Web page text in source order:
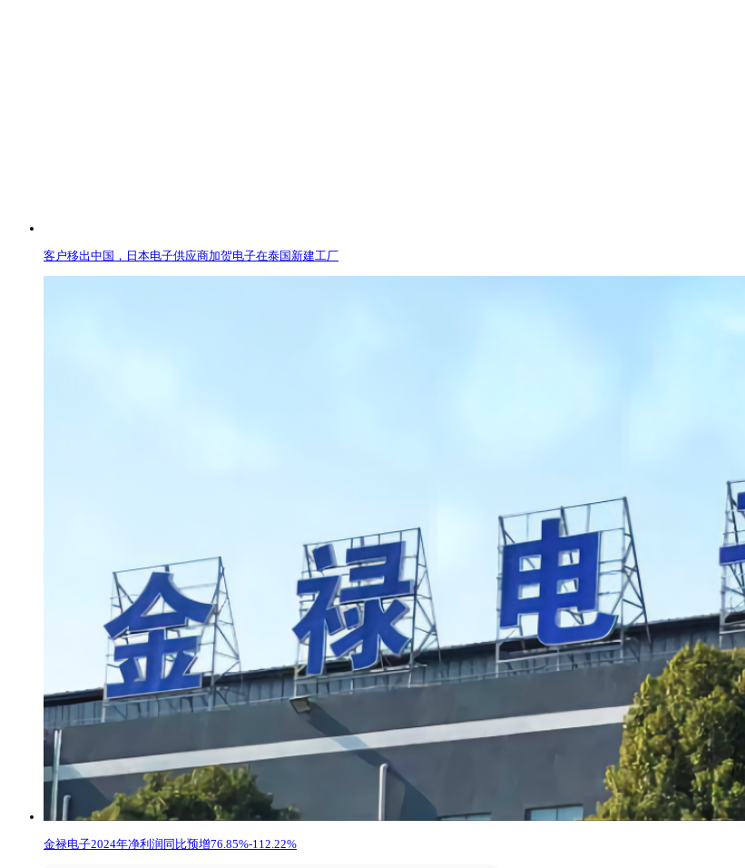
客户移出中国，日本电子供应商加贺电子在泰国新建工厂
金禄电子2024年净利润同比预增76.85%-112.22%